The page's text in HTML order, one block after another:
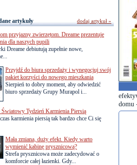
domu
artykuły
przyjazny zwierzętom. Dreame prezentuje
dla naszych pupili
Dreame debiutują zupełnie nowe,
Przyjdź do biura sprzedaży i wynegocjuj swój
pakiet korzyści do nowego mieszkania
Sierpień to dobry moment, aby odwiedzić
biuro sprzedaży Grupy Murapol i...
Światowy Tydzień Karmienia Piersią
karmienia piersią tak bardzo chce Ci się
Mała zmiana, duży efekt. Kiedy warto
wymienić kabinę prysznicową?
Strefa prysznicowa może zadecydować o
komforcie całej łazienki. Gdy...
dodaj artykuł »